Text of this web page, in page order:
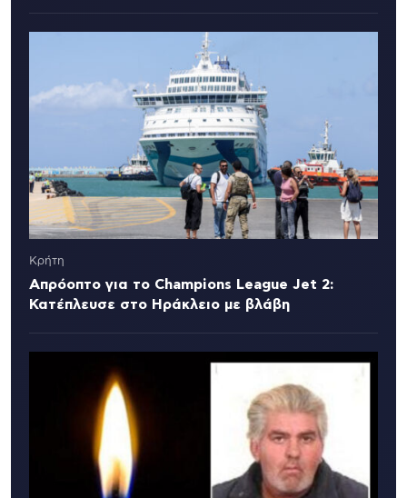
Κρήτη
Απρόοπτο για το Champions League Jet 2:
Κατέπλευσε στο Ηράκλειο με βλάβη